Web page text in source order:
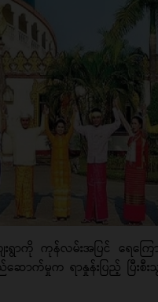
းရွာကို ကုန်လမ်းအပြင် ရေက
ရာနှုန်းပြည့် ပြီးစီးသွား